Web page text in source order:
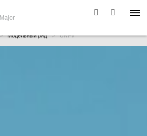
Major
Модельный ряд UNI-V